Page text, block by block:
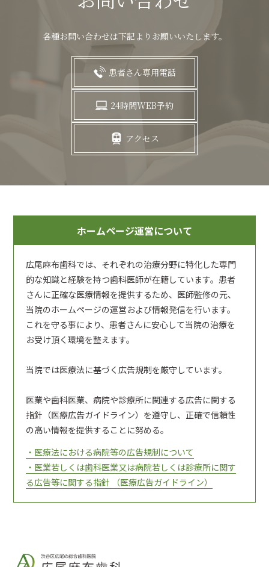
各種お問い合わせは下記よりお願いいたします。
患者さん専用電話
24時間WEB予約
アクセス
ホームページ運営について
広尾麻布歯科では、それぞれの治療分野に特化した専門
的な知識と経験を持つ歯科医師が在籍しています。患者
さんに正確な医療情報を提供するため、医師監修の元、
当院のホームページの運営および情報発信を行います。
これを守る事により、患者さんに安心して当院の治療を
お受け頂く環境を整えます。
当院では医療法に基づく広告規制を厳守しています。
医業や歯科医業、病院や診療所に関連する広告に関する
指針（医療広告ガイドライン）を遵守し、正確で信頼性
の高い情報を提供することに努める。
・医療法における病院等の広告規制について
・医業若しくは歯科医業又は病院若しくは診療所に関す
る広告等に関する指針 （医療広告ガイドライン）